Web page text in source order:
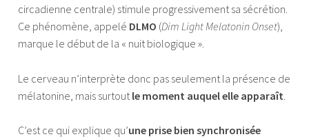
circadienne centrale) stimule progressivement sa sécrétion.
Ce phénomène, appelé DLMO (Dim Light Melatonin Onset),
marque le début de la « nuit biologique ».
Le cerveau n’interprète donc pas seulement la présence de
mélatonine, mais surtout le moment auquel elle apparaît
C’est ce qui explique qu’une prise bien synchronisée